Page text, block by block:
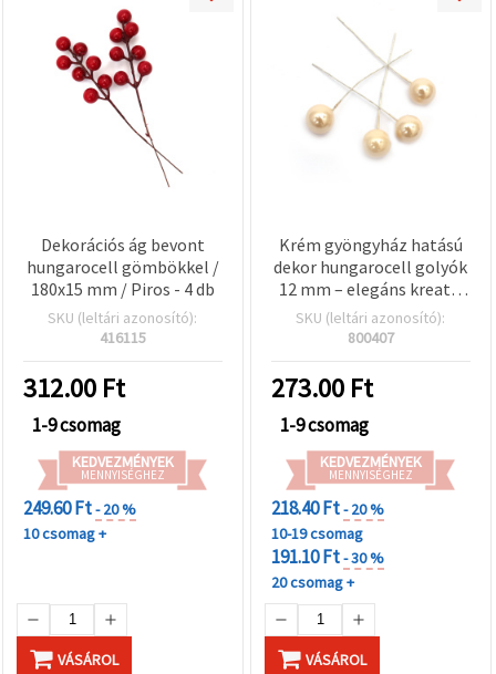
Dekorációs ág bevont
hungarocell gömbökkel /
180x15 mm / Piros - 4 db
SKU (leltári azonosító):
416115
312.00 Ft
1-9 csomag
KEDVEZMÉNYEK
MENNYISÉGHEZ
249.60 Ft- 20 %
10 csomag +
VÁSÁROL
Krém gyöngyház hatású
dekor hungarocell golyók
12 mm – elegáns kreatív
hobby kellékek minden
dekorációhoz és DIY
SKU (leltári azonosító):
800407
273.00 Ft
1-9 csomag
KEDVEZMÉNYEK
MENNYISÉGHEZ
218.40 Ft- 20 %
10-19 csomag
191.10 Ft- 30 %
20 csomag +
VÁSÁROL